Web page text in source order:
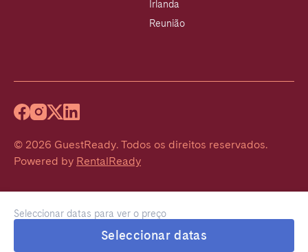
Seleccionar datas para ver o preço
Seleccionar datas
Irlanda
Reunião
© 2026 GuestReady. Todos os direitos reservados.
Powered by RentalReady